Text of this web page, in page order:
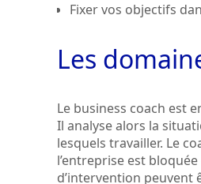
Fixer vos objectifs
Les
Le business coach est
Il analyse alors la
lesquels travailler. Le
l’entreprise est
d’intervention peuvent